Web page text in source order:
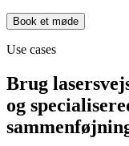
Book et møde
Use cases
Brug
og